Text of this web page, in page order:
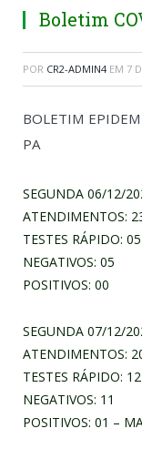
Boletim
POR CR2-ADMIN4 EM 7
BOLETIM
PA
SEGUNDA 06/12/
ATENDIMENTOS:
TESTES RÁPIDO: 05
NEGATIVOS: 05
POSITIVOS: 00
SEGUNDA 07/12/
ATENDIMENTOS:
TESTES RÁPIDO: 12
NEGATIVOS: 11
POSITIVOS: 01 –